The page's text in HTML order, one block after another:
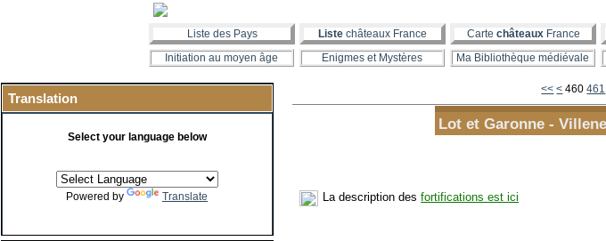
Liste des Pays Liste châteaux France Carte châteauxFrance
Initiation au moyen âge
Enigmes et Mystères Ma Bibliothèque médiévale
Translation
Select your language below
Powered by Translate
<< < 400
410
420
430
440
450
460 461
Lot et Garonne -
La description desfortifications est ici